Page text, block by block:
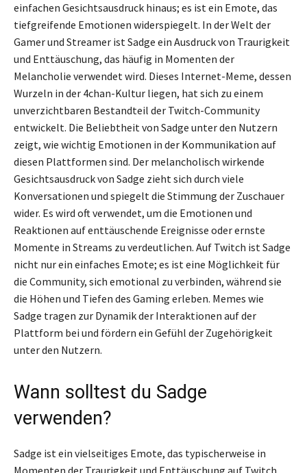
einfachen Gesichtsausdruck hinaus; es ist ein Emote, das
tiefgreifende Emotionen widerspiegelt. In der Welt der
Gamer und Streamer ist Sadge ein Ausdruck von Traurigkeit
und Enttäuschung, das häufig in Momenten der
Melancholie verwendet wird. Dieses Internet-Meme, dessen
Wurzeln in der 4chan-Kultur liegen, hat sich zu einem
unverzichtbaren Bestandteil der Twitch-Community
entwickelt. Die Beliebtheit von Sadge unter den Nutzern
zeigt, wie wichtig Emotionen in der Kommunikation auf
diesen Plattformen sind. Der melancholisch wirkende
Gesichtsausdruck von Sadge zieht sich durch viele
Konversationen und spiegelt die Stimmung der Zuschauer
wider. Es wird oft verwendet, um die Emotionen und
Reaktionen auf enttäuschende Ereignisse oder ernste
Momente in Streams zu verdeutlichen. Auf Twitch ist Sadge
nicht nur ein einfaches Emote; es ist eine Möglichkeit für
die Community, sich emotional zu verbinden, während sie
die Höhen und Tiefen des Gaming erleben. Memes wie
Sadge tragen zur Dynamik der Interaktionen auf der
Plattform bei und fördern ein Gefühl der Zugehörigkeit
unter den Nutzern.
Wann solltest du Sadge
verwenden?
Sadge ist ein vielseitiges Emote, das typischerweise in